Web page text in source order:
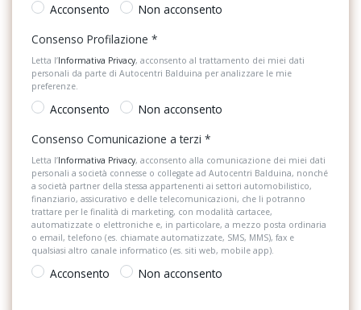
Sensori di pioggia
Servosterzo
Sistema audio
Sistema di apertura keyless
Sistema di assistenza al mantenimento della corsia
Sistema di chiamata d'emergenza
Sistema di ricarica wireless per smartphone
Sistema di riconoscimento stanchezza guidatore
Specchietti retrovisori elettrici e riscaldabili
Fari anteriori iq.light led performance con regolazione dinamica
Freno di stazionamento elettronico con funzione auto hold
Front assist (sistema di frenata di emergenza e riconoscimento
pedoni e ciclisti)
Funzione coming home e leaving home (illuminazione ambiente
esterna)
Funzione di memorizzazione parcheggio
Gruppi ottici posteriori con tecnologia led effetto 3d
Illuminazione esterna con proiezione del logo volkswagen
Impianto antifurto con controllo volumetrico, allarme acustico e
Acconsento
Non acconsento
Consenso Profilazione *
Letta l’Informativa Privacy, acconsento al trattamento dei miei dati
personali da parte di Autocentri Balduina per analizzare le mie
preferenze.
Acconsento
Non acconsento
Consenso Comunicazione a terzi *
Letta l’Informativa Privacy, acconsento alla comunicazione dei miei dati
personali a società connesse o collegate ad Autocentri Balduina, nonché
a società partner della stessa appartenenti ai settori automobilistico,
finanziario, assicurativo e delle telecomunicazioni, che li potranno
trattare per le finalità di marketing, con modalità cartacee,
automatizzate o elettroniche e, in particolare, a mezzo posta ordinaria
o email, telefono (es. chiamate automatizzate, SMS, MMS), fax e
qualsiasi altro canale informatico (es. siti web, mobile app).
Acconsento Non acconsento